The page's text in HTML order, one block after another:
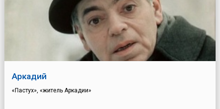
Аркадий
«Пастух», «житель Аркадии»